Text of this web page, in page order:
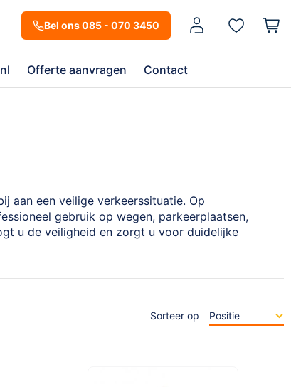
Bel ons 085 - 070 3450 Mijn account
Offerte aanvragen Contact
aan een veilige verkeerssituatie. Op
gebruik op wegen, parkeerplaatsen,
u de veiligheid en zorgt u voor duidelijke
Sorteer op